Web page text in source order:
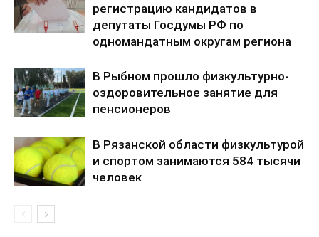
регистрацию кандидатов в
депутаты Госдумы РФ по
одномандатным округам региона
В Рыбном прошло физкультурно-
оздоровительное занятие для
пенсионеров
В Рязанской области физкультурой
и спортом занимаются 584 тысячи
человек